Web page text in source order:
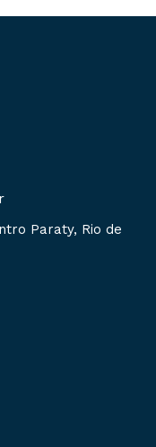
Paraty, Rio de